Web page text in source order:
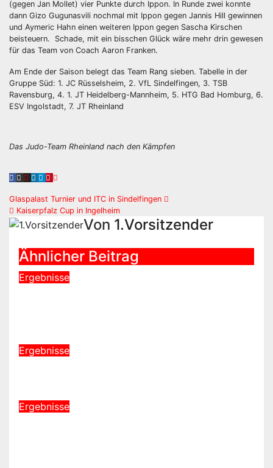
(gegen Jan Mollet) vier Punkte durch Ippon. In Runde zwei konnte
dann Gizo Gugunasvili nochmal mit Ippon gegen Jannis Hill gewinnen
und Aymeric Hahn einen weiteren Ippon gegen Sascha Kirschen
beisteuern. Schade, mit ein bisschen Glück wäre mehr drin gewesen
für das Team von Coach Aaron Franken.
Am Ende der Saison belegt das Team Rang sieben. Tabelle in der
Gruppe Süd: 1. JC Rüsselsheim, 2. VfL Sindelfingen, 3. TSB
Ravensburg, 4. 1. JT Heidelberg-Mannheim, 5. HTG Bad Homburg, 6.
ESV Ingolstadt, 7. JT Rheinland
Das Judo-Team Rheinland nach den Kämpfen
Beitragsnavigation
Glaspalast Turnier und ITC in Sindelfingen
Kaiserpfalz Cup in Ingelheim
Von 1.Vorsitzender
Ähnlicher Beitrag
Ergebnisse
Ergebnisse
Ergebnisse